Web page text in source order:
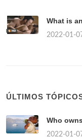
What is
2022-01-
ÚLTIMOS
Who
2022-01-